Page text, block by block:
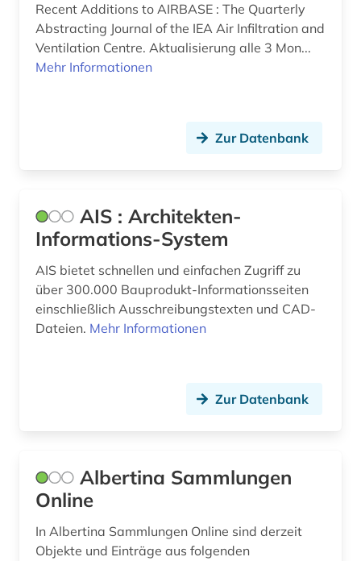
bunker (2)
burg (1)
business (1)
carbonbeton (1)
cd-rom (2)
chemie (44)
china (1)
christentum (1)
dachbegrünung (1)
dachdeckerhandwerk (1)
Recent Additions to AIRBASE : The Quarterly
Abstracting Journal of the IEA Air Infiltration and
Ventilation Centre. Aktualisierung alle 3 Mon...
Mehr Informationen
Zur Datenbank
AIS : Architekten-
Informations-System
AIS bietet schnellen und einfachen Zugriff zu
über 300.000 Bauprodukt-Informationsseiten
einschließlich Ausschreibungstexten und CAD-
Dateien. Mehr Informationen
Zur Datenbank
Albertina Sammlungen
Online
In Albertina Sammlungen Online sind derzeit
Objekte und Einträge aus folgenden